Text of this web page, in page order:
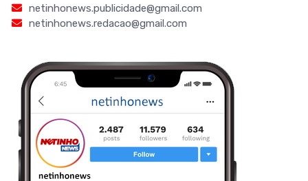
netinhonews.publicidade@gmail.com
netinhonews.redacao@gmail.com